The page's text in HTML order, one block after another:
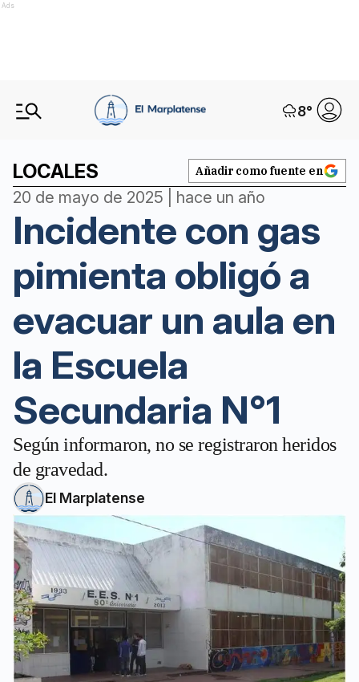
Ads
8°
LOCALES Añadir como fuente en
20 de mayo de 2025 | hace un año
Incidente con gas
pimienta obligó a
evacuar un aula en
la Escuela
Secundaria N°1
Según informaron, no se registraron heridos
de gravedad.
El Marplatense